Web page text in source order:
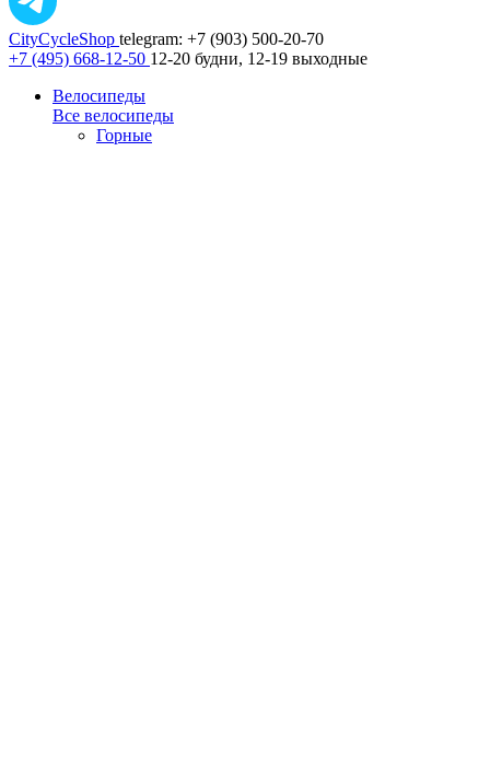
CityCycleShop telegram: +7 (903) 500-20-70
+7 (495) 668-12-50 12-20 будни, 12-19 выходные
Велосипеды
Все велосипеды
Горные